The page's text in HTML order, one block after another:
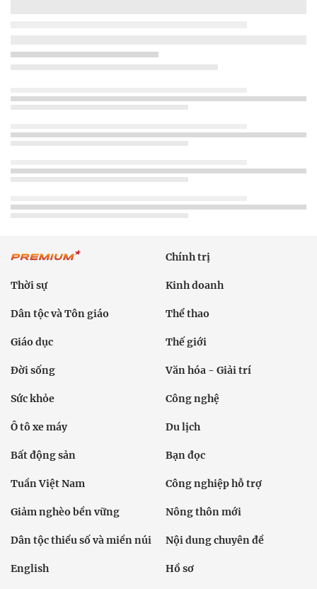
Chính trị
Thời sự Kinh doanh
Dân tộc và Tôn giáo Thể thao
Giáo dục Thế giới
Đời sống Văn hóa - Giải trí
Sức khỏe Công nghệ
Ô tô xe máy Du lịch
Bất động sản Bạn đọc
Tuần Việt Nam Công nghiệp hỗ trợ
Giảm nghèo bền vững Nông thôn mới
Dân tộc thiểu số và miền núi Nội dung chuyên đề
English Hồ sơ